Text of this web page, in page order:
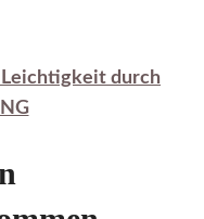
Leichtigkeit durch